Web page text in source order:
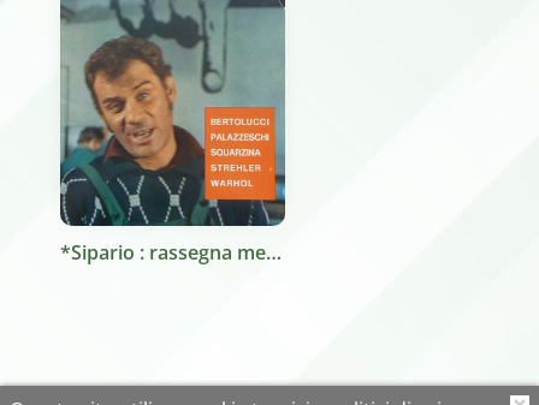
*Sipario : rassegna mensile dello spettacolo. - A. 1, n. 1 (mag. 1946)-. - Milano : L'isola, 1946-. - volumi : ill. ; 28 cm. ((Il complemento del titolo varia. - Editore almeno dal 1948: Bompiani; dal 1949: Ulisse; dal 1966: Bompiani; dal 1971: Roma : Sipario; da maggio 1976: Lecco : Nuova Sipario; dal 1980: Coop. Sipario; dal 1981: Milano : Phono Publishing Company; dal 1984: Centrex; dal n. 433/434 (1984): CAMA. - Ha come supplemento la collana Commedie